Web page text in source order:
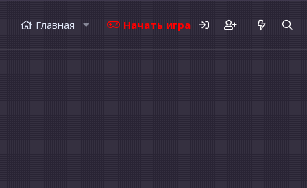
Главная Начать играть Форумы